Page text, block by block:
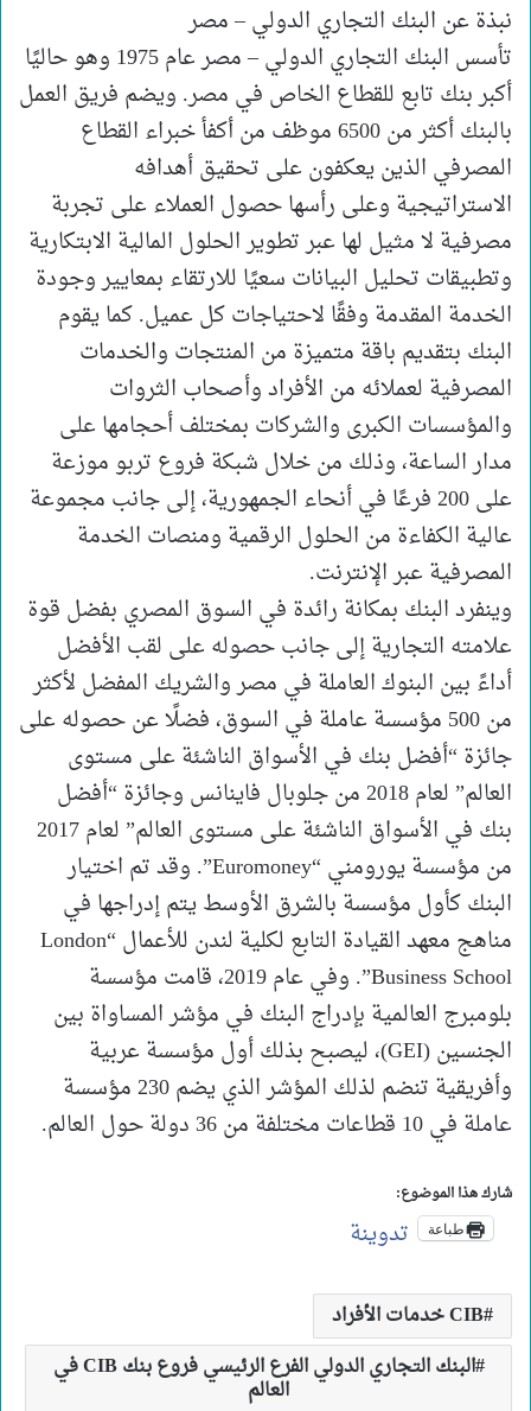
نبذة عن البنك التجاري الدولي – مصر
تأسس البنك التجاري الدولي – مصر عام 1975 وهو حاليًا
أكبر بنك تابع للقطاع الخاص في مصر. ويضم فريق العمل
بالبنك أكثر من 6500 موظف من أكفأ خبراء القطاع
المصرفي الذين يعكفون على تحقيق أهدافه
الاستراتيجية وعلى رأسها حصول العملاء على تجربة
مصرفية لا مثيل لها عبر تطوير الحلول المالية الابتكارية
وتطبيقات تحليل البيانات سعيًا للارتقاء بمعايير وجودة
الخدمة المقدمة وفقًا لاحتياجات كل عميل. كما يقوم
البنك بتقديم باقة متميزة من المنتجات والخدمات
المصرفية لعملائه من الأفراد وأصحاب الثروات
والمؤسسات الكبرى والشركات بمختلف أحجامها على
مدار الساعة، وذلك من خلال شبكة فروع تربو موزعة
على 200 فرعًا في أنحاء الجمهورية، إلى جانب مجموعة
عالية الكفاءة من الحلول الرقمية ومنصات الخدمة
المصرفية عبر الإنترنت.
وينفرد البنك بمكانة رائدة في السوق المصري بفضل قوة
علامته التجارية إلى جانب حصوله على لقب الأفضل
أداءً بين البنوك العاملة في مصر والشريك المفضل لأكثر
من 500 مؤسسة عاملة في السوق، فضلًا عن حصوله على
جائزة “أفضل بنك في الأسواق الناشئة على مستوى
العالم” لعام 2018 من جلوبال فاينانس وجائزة “أفضل
بنك في الأسواق الناشئة على مستوى العالم” لعام 2017
من مؤسسة يورومني “Euromoney”. وقد تم اختيار
البنك كأول مؤسسة بالشرق الأوسط يتم إدراجها في
مناهج معهد القيادة التابع لكلية لندن للأعمال “London
Business School”. وفي عام 2019، قامت مؤسسة
بلومبرج العالمية بإدراج البنك في مؤشر المساواة بين
الجنسين (GEI)، ليصبح بذلك أول مؤسسة عربية
وأفريقية تنضم لذلك المؤشر الذي يضم 230 مؤسسة
عاملة في 10 قطاعات مختلفة من 36 دولة حول العالم.
شارك هذا الموضوع:
طباعة تدوينة
CIB خدمات الأفراد
البنك التجاري الدولي الفرع الرئيسي فروع بنك CIB في
العالم